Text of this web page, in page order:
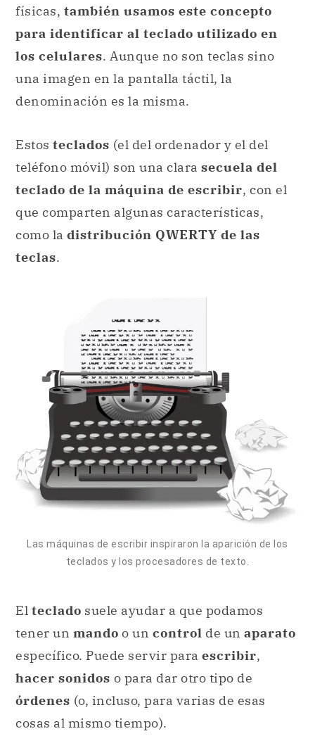
físicas, también usamos este concepto
para identificar al teclado utilizado en
los celulares. Aunque no son teclas sino
una imagen en la pantalla táctil, la
denominación es la misma.
Estos teclados (el del ordenador y el del
teléfono móvil) son una clara secuela del
teclado de la máquina de escribir, con el
que comparten algunas características,
como la distribución QWERTY de las
teclas.
Las máquinas de escribir inspiraron la aparición de los
teclados y los procesadores de texto.
El teclado suele ayudar a que podamos
tener un mando o un control de un aparato
específico. Puede servir para escribir,
hacer sonidos o para dar otro tipo de
órdenes (o, incluso, para varias de esas
cosas al mismo tiempo).